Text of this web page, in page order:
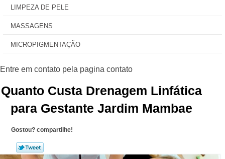
LIMPEZA DE PELE
MASSAGENS
MICROPIGMENTAÇÃO
Quanto Custa Drenagem Linfática
para Gestante Jardim Mambae
Gostou? compartilhe!